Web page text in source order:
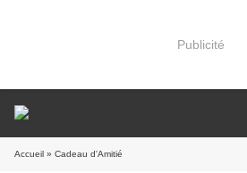
Publicité
Accueil » Cadeau d'Amitié